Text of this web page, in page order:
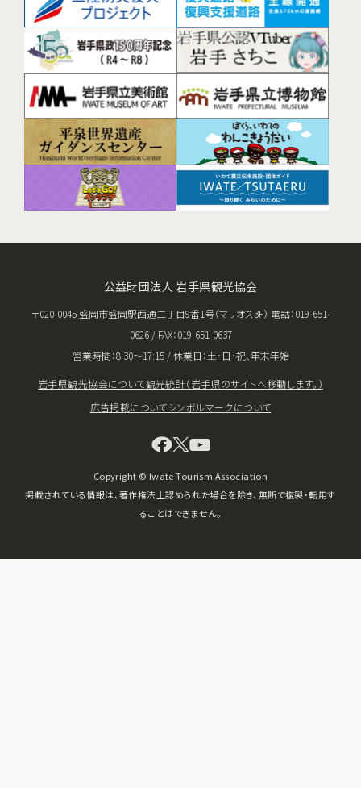
公益財団法人 岩手県観光協会
〒020-0045 盛岡市盛岡駅西通二丁目9番1号（マリオス3F） 電話：019-651-
0626 / FAX：019-651-0637
営業時間：8:30〜17:15 / 休業日：土･日･祝、年末年始
岩手県観光協会について観光統計（岩手県のサイトへ移動します。）
広告掲載についてシンボルマークについて
Copyright © Iwate Tourism Association
掲載されている情報は、著作権法上認められた場合を除き、無断で複製・転用す
ることはできません。